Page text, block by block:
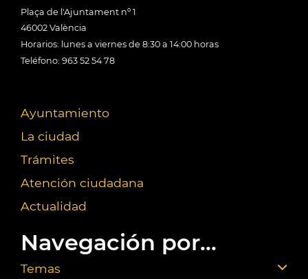
Plaça de l'Ajuntament nº 1
46002 València
Horarios: lunes a viernes de 8:30 a 14:00 horas
Teléfono: 963 52 54 78
Ayuntamiento
La ciudad
Trámites
Atención ciudadana
Actualidad
Navegación por...
Temas